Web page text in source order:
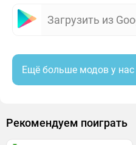
Загрузить из
Ещё больше модов у нас
Рекомендуем поиграть